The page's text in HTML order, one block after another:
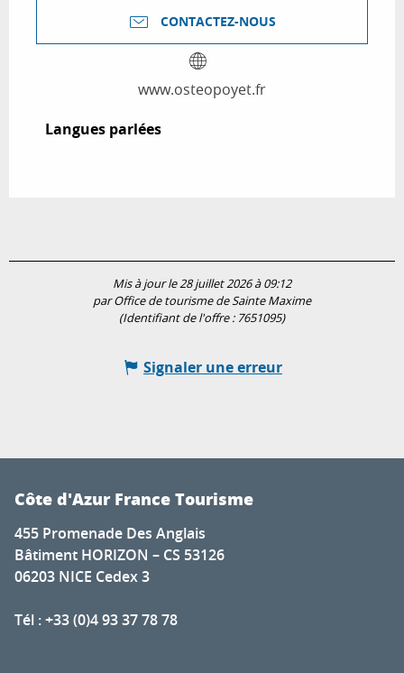
CONTACTEZ-NOUS
www.osteopoyet.fr
Langues parlées
Langues parlées
Mis à jour le 28 juillet 2026 à 09:12
par Office de tourisme de Sainte Maxime
(Identifiant de l'offre : 7651095)
Signaler une erreur
Côte d'Azur France Tourisme
455 Promenade Des Anglais
Bâtiment HORIZON – CS 53126
06203 NICE Cedex 3
Tél : +33 (0)4 93 37 78 78